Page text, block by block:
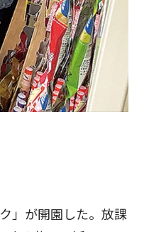
」が開園した。放課